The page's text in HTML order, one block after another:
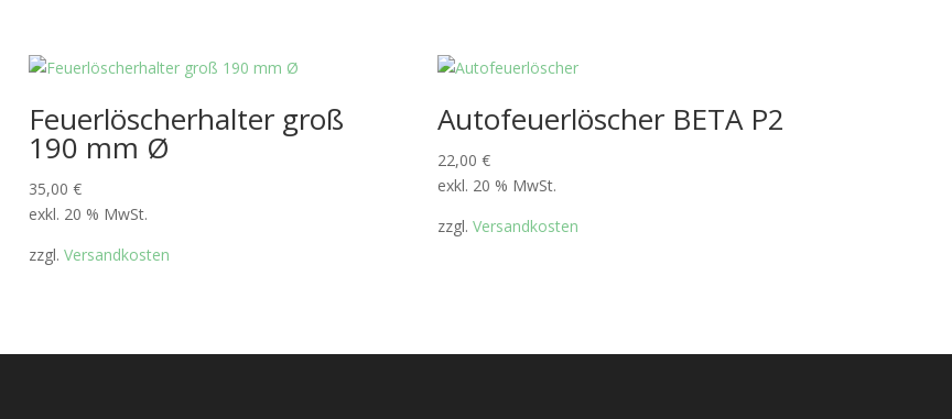
Feuerlöscherhalter groß
190 mm Ø
35,00 €
exkl. 20 % MwSt.
zzgl. Versandkosten
Autofeuerlöscher BETA P2
22,00€
exkl. 20 % MwSt.
zzgl.Versandkosten